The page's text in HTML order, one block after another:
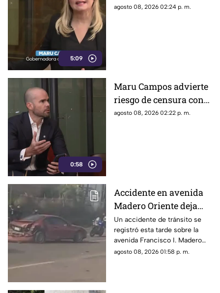
5:09
lineamientos: “Podrían
agosto 08, 2026 02:24 p. m.
0:58
Maru Campos advierte
riesgo de censura con
nuevos lineamientos
agosto 08, 2026 02:22 p. m.
Accidente en avenida
Madero Oriente deja
daños materiales en
Morelia
Un accidente de tránsito se
registró esta tarde sobre la
avenida Francisco I. Madero
Oriente, en Morelia, a la altura
agosto 08, 2026 01:58 p. m.